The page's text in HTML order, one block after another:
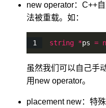
new operator：C++
法被重载。如：
string *ps =
虽然我们可以自己手
用new operator。
placement new：特